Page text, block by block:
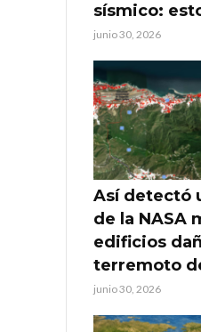
sísmico:
junio 30, 2026
Así detectó
de la NASA
edificios
terremoto
junio 30, 2026